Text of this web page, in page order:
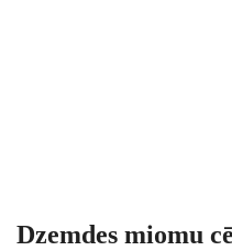
Dzemdes miomu